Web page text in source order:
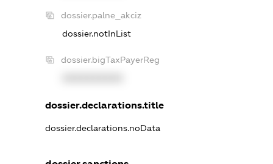
dossier.palne_akciz
dossier.notInList
dossier.bigTaxPayerReg
dossier.declarations.title
dossier.declarations.noData